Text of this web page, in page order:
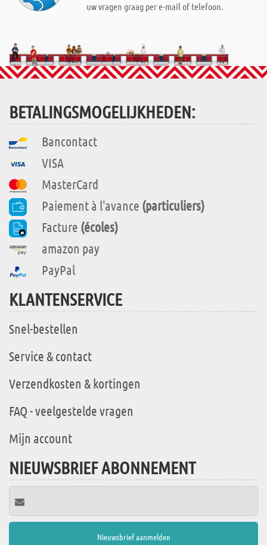
uw vragen graag per e-mail of telefoon.
BETALINGSMOGELIJKHEDEN:
Bancontact
VISA
MasterCard
Paiement à l'avance (particuliers)
Facture (écoles)
amazon pay
PayPal
KLANTENSERVICE
Snel-bestellen
Service & contact
Verzendkosten & kortingen
FAQ - veelgestelde vragen
Mijn account
NIEUWSBRIEF ABONNEMENT